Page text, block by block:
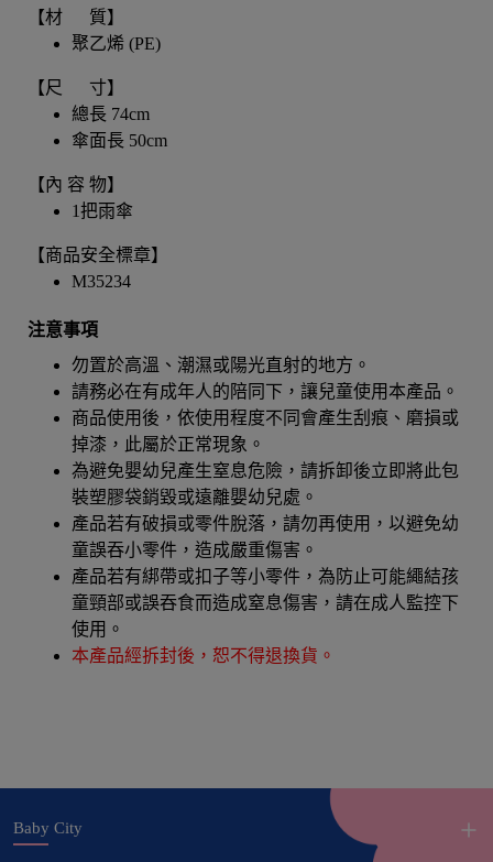
【材 質】
聚乙烯 (PE)
【尺 寸】
總長 74cm
傘面長 50cm
【內 容 物】
1把雨傘
【商品安全標章】
M35234
注意事項
勿置於高溫、潮濕或陽光直射的地方。
請務必在有成年人的陪同下，讓兒童使用本產品。
商品使用後，依使用程度不同會產生刮痕、磨損或
掉漆，此屬於正常現象。
為避免嬰幼兒產生窒息危險，請拆卸後立即將此包
裝塑膠袋銷毀或遠離嬰幼兒處。
產品若有破損或零件脫落，請勿再使用，以避免幼
童誤吞小零件，造成嚴重傷害。
產品若有綁帶或扣子等小零件，為防止可能繩結孩
童頸部或誤吞食而造成窒息傷害，請在成人監控下
使用。
本產品經拆封後，恕不得退換貨。
Baby City